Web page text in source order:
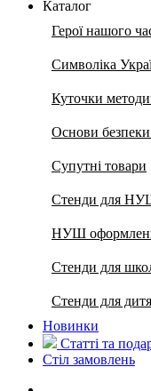
Каталог
Герої нашого
Символіка
Куточки
Основи безпеки
Супутні товари
Стенди для
НУШ
Стенди для
Стенди для
Новинки
Статті та
Стіл замовлень